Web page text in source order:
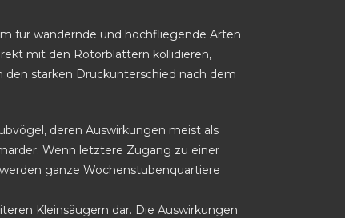
für wandernde und hochfliegende Arten
mit den Rotorblättern kollidieren,
den starken Druckunterschied nach dem
deren Auswirkungen meist als
Wenn letztere Zugang zu einer
ganze Wochenstubenquartiere
Kleinsäugern dar. Die Auswirkungen